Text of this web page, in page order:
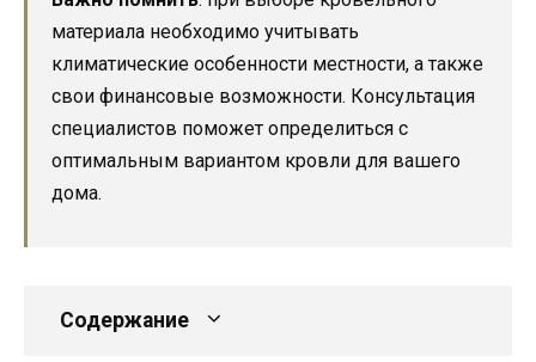
материала необходимо учитывать
климатические особенности местности, а также
свои финансовые возможности. Консультация
специалистов поможет определиться с
оптимальным вариантом кровли для вашего
дома.
Содержание